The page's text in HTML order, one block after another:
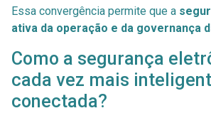
Essa convergência permite que a
ativa da operação e da governança
Como a segurança
cada vez mais
conectada?